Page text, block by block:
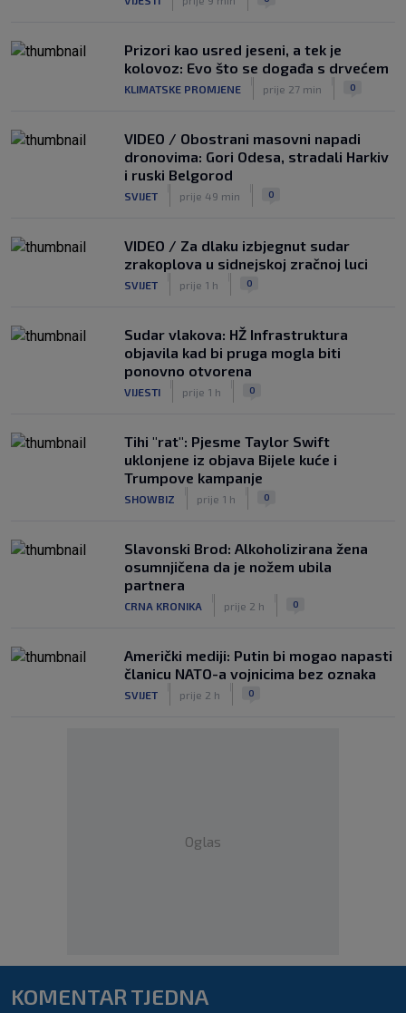
Zekić sasuo kritike nakon remija: ‘O
SK prije 2 h
Prizori kao usred jeseni, a tek je
kolovoz: Evo što se događa s drvećem
KLIMATSKE PROMJENE prije 27 min 0
VIDEO / Obostrani masovni napadi
dronovima: Gori Odesa, stradali Harkiv
i ruski Belgorod
SVIJET prije 49 min 0
VIDEO / Za dlaku izbjegnut sudar
zrakoplova u sidnejskoj zračnoj luci
SVIJET prije 1 h 0
Sudar vlakova: HŽ Infrastruktura
objavila kad bi pruga mogla biti
ponovno otvorena
VIJESTI prije 1 h 0
Tihi "rat": Pjesme Taylor Swift
uklonjene iz objava Bijele kuće i
Trumpove kampanje
SHOWBIZ prije 1 h 0
Slavonski Brod: Alkoholizirana žena
osumnjičena da je nožem ubila
partnera
CRNA KRONIKA prije 2 h 0
Američki mediji: Putin bi mogao napasti
članicu NATO-a vojnicima bez oznaka
SVIJET prije 2 h 0
Oglas
KOMENTAR TJEDNA